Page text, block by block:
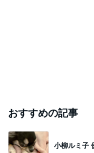
おすすめの記事
小柳ルミ子